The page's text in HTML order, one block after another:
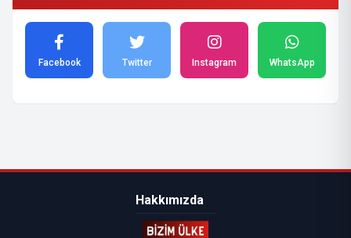
Facebook Twitter Instagram WhatsApp
Hakkımızda